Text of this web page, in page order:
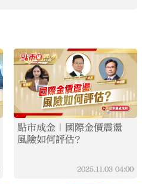
點市成金｜國際金價震盪
風險如何評估？
2025.11.03 04:00